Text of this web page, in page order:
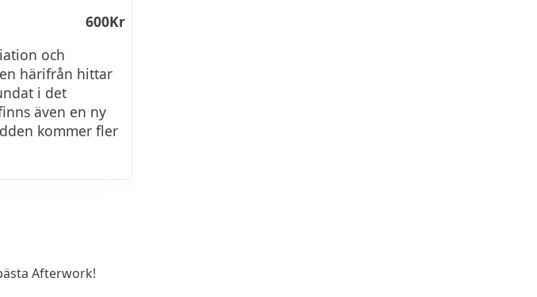
600Kr
och
härifrån hittar
i det
även en ny
kommer fler
Afterwork!